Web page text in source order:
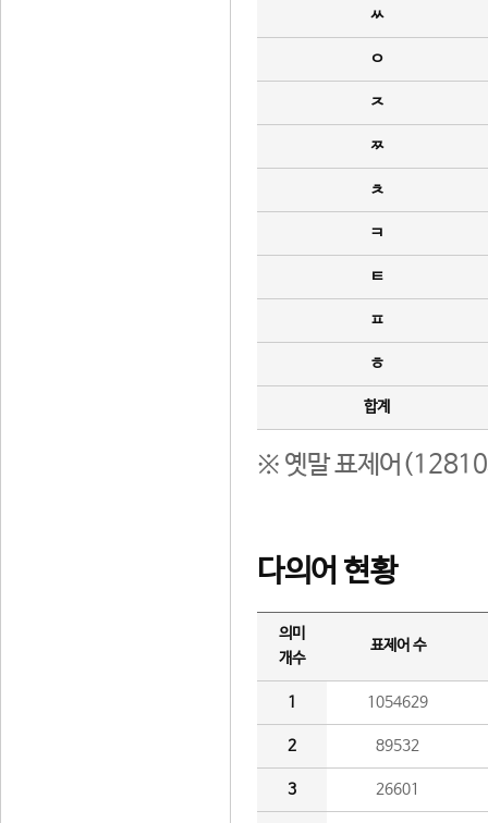
ㅆ
ㅇ
ㅈ
ㅉ
ㅊ
ㅋ
ㅌ
ㅍ
ㅎ
합계
※ 옛말 표제어(12810
다의어 현황
의미
개수
표제어 수
1 1054629
2 89532
3 26601